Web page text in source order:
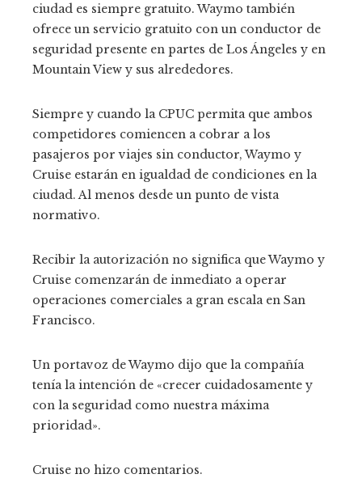
ciudad es siempre gratuito. Waymo también
ofrece un servicio gratuito con un conductor de
seguridad presente en partes de Los Ángeles y en
Mountain View y sus alrededores.
Siempre y cuando la CPUC permita que ambos
competidores comiencen a cobrar a los
pasajeros por viajes sin conductor, Waymo y
Cruise estarán en igualdad de condiciones en la
ciudad. Al menos desde un punto de vista
normativo.
Recibir la autorización no significa que Waymo y
Cruise comenzarán de inmediato a operar
operaciones comerciales a gran escala en San
Francisco.
Un portavoz de Waymo dijo que la compañía
tenía la intención de «crecer cuidadosamente y
con la seguridad como nuestra máxima
prioridad».
Cruise no hizo comentarios.